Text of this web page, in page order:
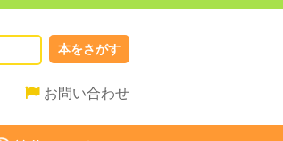
本をさがす
お問い合わせ